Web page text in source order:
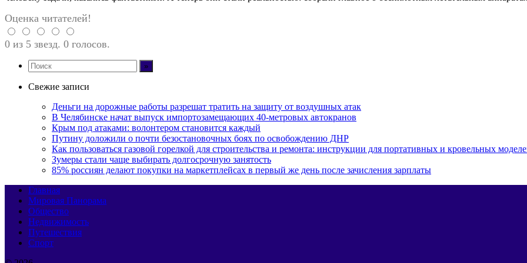
Оценка читателей!
0 из 5 звезд. 0 голосов.
Свежие записи
Деньги на дорожные работы разрешат тратить на защиту от воздушных атак
В Челябинске начат выпуск импортозамещающих 40-метровых автокранов
Крым под атаками: волонтером становится каждый
Путину доложили о почти безостановочных боях по освобождению ДНР
Как пользоваться газовой горелкой для строительства и ремонта: инструкции для портативных и кровельных
Зумеры стали чаще выбирать долгосрочную занятость
85% россиян делают покупки на маркетплейсах в первый же день после зачисления зарплаты
Главная
Мировая Панорама
Общество
Недвижимость
Путешествия
Спорт